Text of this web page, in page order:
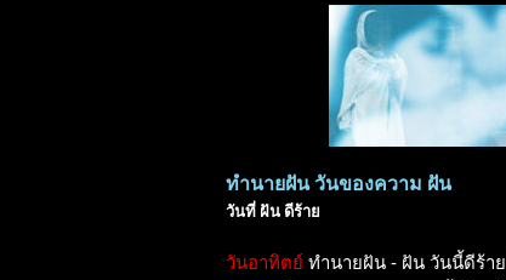
ทำนายฝัน วันของความ ฝัน
วันที่ ฝัน ดีร้าย
วันอาทิตย์ ทำนายฝัน - ฝัน วันนี้ดีร้า